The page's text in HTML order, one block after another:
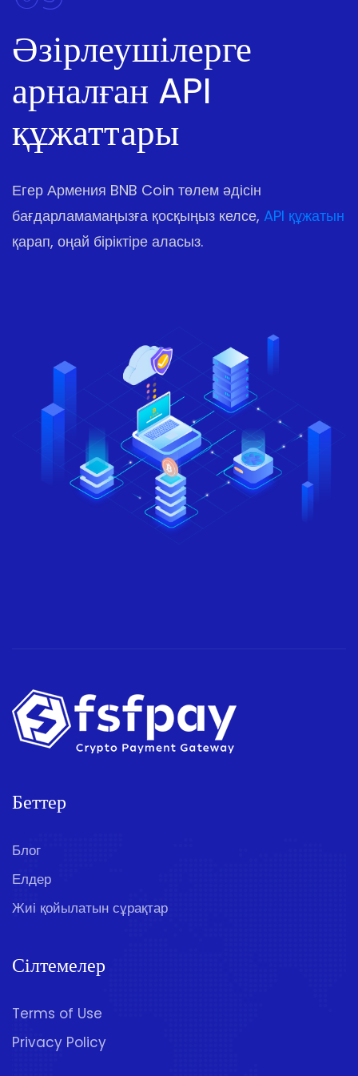
Әзірлеушілерге
арналған API
құжаттары
Егер Армения BNB Coin төлем әдісін
бағдарламамаңызға қосқыңыз келсе, API құжатын
қарап, оңай біріктіре аласыз.
Беттер
Блог
Елдер
Жиі қойылатын сұрақтар
Сілтемелер
Terms of Use
Privacy Policy